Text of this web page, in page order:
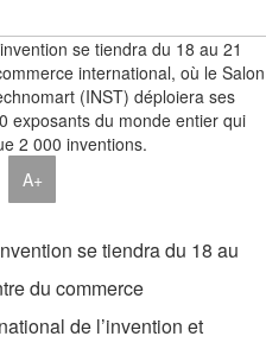
A+
se tiendra du 18 au
du commerce
de l’invention et